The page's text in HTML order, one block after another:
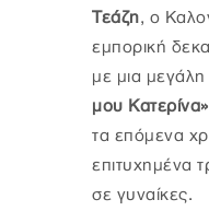
Τεάζη, ο
εμπορική
με μια μεγάλη
μου Κατερίνα»
τα επόμενα
επιτυχημένα
σε γυναίκες.